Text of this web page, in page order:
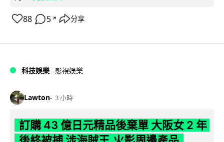
88 5 ↗ 分享
科技娛樂 影視娛樂
Lawton 3 小時
訂購 43 億日元精品後棄單 大阪女 2 年